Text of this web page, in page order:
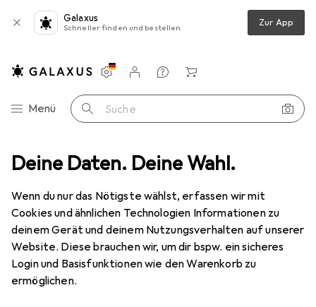
Deine Daten. Deine Wahl.
Wenn du nur das Nötigste wählst, erfassen wir mit
Cookies und ähnlichen Technologien Informationen zu
deinem Gerät und deinem Nutzungsverhalten auf unserer
Website. Diese brauchen wir, um dir bspw. ein sicheres
Login und Basisfunktionen wie den Warenkorb zu
ermöglichen.
Galaxus
Schneller finden und bestellen Zur App
Navigation nach Kategorien
Menü Suche
Einstellungen
Kundenkonto
Vergleichslisten
Merklisten
Warenkorb
Seifenspender + Seifenschale
MSVJames
EUR
20,76